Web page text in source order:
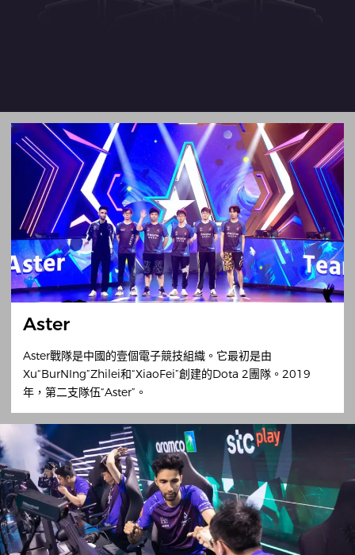
Aster
Aster戰隊是中國的壹個電子競技組織。它最初是由
Xu“BurNIng”Zhilei和“XiaoFei”創建的Dota 2團隊。2019
年，第二支隊伍“Aster”。